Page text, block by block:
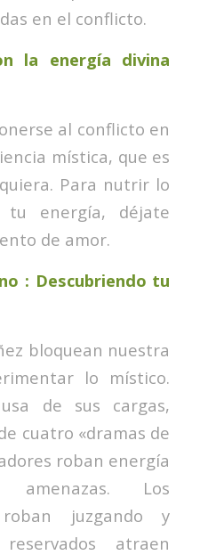
en el conflicto.
la energía divina
al conflicto en
mística, que es
Para nutrir lo
energía, déjate
de amor.
: Descubriendo tu
bloquean nuestra
lo místico.
de sus cargas,
cuatro «dramas de
roban energía
Los
juzgando y
atraen